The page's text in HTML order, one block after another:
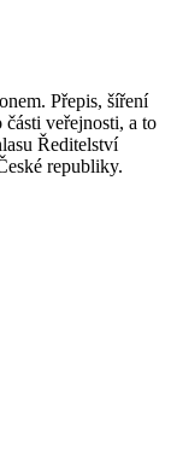
Přepis, šíření
veřejnosti, a to
Ředitelství
republiky.